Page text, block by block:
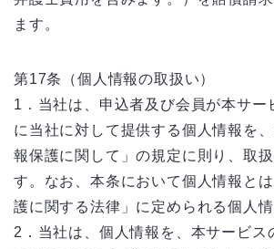
ます。
第17条（個人情報の取扱い）
1．当社は、申込者及び会員が本サー
に当社に対して提供する個人情報を
報保護に関して」の規定に則り、取
す。なお、本条において個人情報と
護に関する法律」に定められる個人情
2．当社は、個人情報を、本サービス